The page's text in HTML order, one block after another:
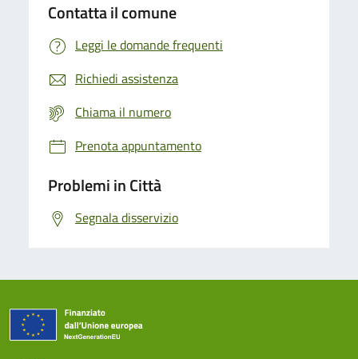
Contatta il comune
Leggi le domande frequenti
Richiedi assistenza
Chiama il numero
Prenota appuntamento
Problemi in Città
Segnala disservizio